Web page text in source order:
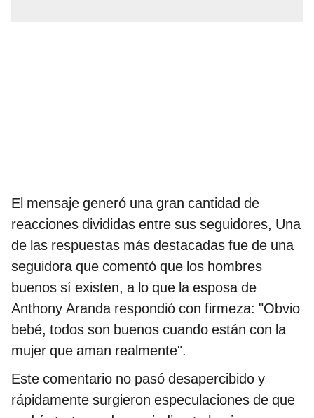
El mensaje generó una gran cantidad de
reacciones divididas entre sus seguidores, Una
de las respuestas más destacadas fue de una
seguidora que comentó que los hombres
buenos sí existen, a lo que la esposa de
Anthony Aranda respondió con firmeza: "Obvio
bebé, todos son buenos cuando están con la
mujer que aman realmente".
Este comentario no pasó desapercibido y
rápidamente surgieron especulaciones de que